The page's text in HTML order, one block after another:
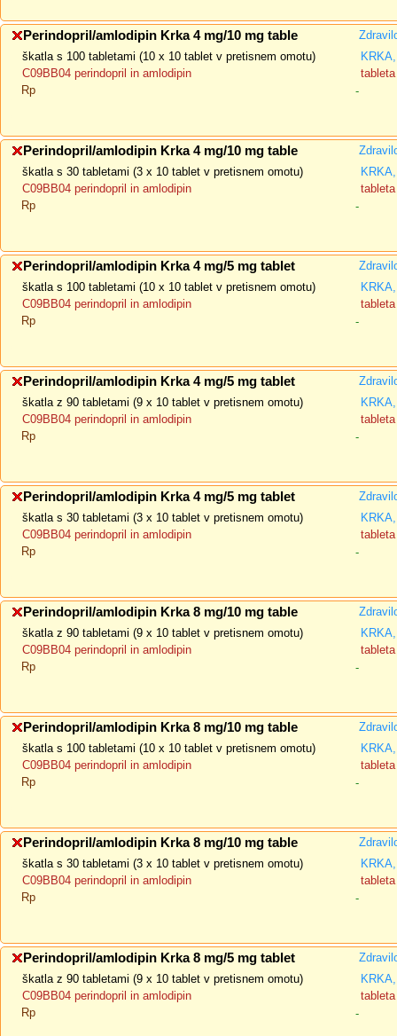
Perindopril/amlodipin Krka 4 mg/10 mg table
škatla s 100 tabletami (10 x 10 tablet v pretisnem omotu)
C09BB04 perindopril in amlodipin
tableta
Rp
-
Perindopril/amlodipin Krka 4 mg/10 mg table
škatla s 30 tabletami (3 x 10 tablet v pretisnem omotu)
C09BB04 perindopril in amlodipin
tableta
Rp
-
Perindopril/amlodipin Krka 4 mg/5 mg tablet
škatla s 100 tabletami (10 x 10 tablet v pretisnem omotu)
C09BB04 perindopril in amlodipin
tableta
Rp
-
Perindopril/amlodipin Krka 4 mg/5 mg tablet
škatla z 90 tabletami (9 x 10 tablet v pretisnem omotu)
C09BB04 perindopril in amlodipin
tableta
Rp
-
Perindopril/amlodipin Krka 4 mg/5 mg tablet
škatla s 30 tabletami (3 x 10 tablet v pretisnem omotu)
C09BB04 perindopril in amlodipin
tableta
Rp
-
Perindopril/amlodipin Krka 8 mg/10 mg table
škatla z 90 tabletami (9 x 10 tablet v pretisnem omotu)
C09BB04 perindopril in amlodipin
tableta
Rp
-
Perindopril/amlodipin Krka 8 mg/10 mg table
škatla s 100 tabletami (10 x 10 tablet v pretisnem omotu)
C09BB04 perindopril in amlodipin
tableta
Rp
-
Perindopril/amlodipin Krka 8 mg/10 mg table
škatla s 30 tabletami (3 x 10 tablet v pretisnem omotu)
C09BB04 perindopril in amlodipin
tableta
Rp
-
Perindopril/amlodipin Krka 8 mg/5 mg tablet
škatla z 90 tabletami (9 x 10 tablet v pretisnem omotu)
C09BB04 perindopril in amlodipin
tableta
Rp
-